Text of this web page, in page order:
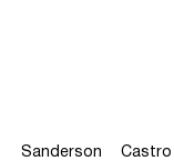
Sanderson